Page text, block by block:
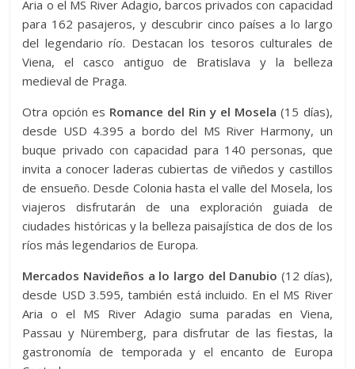
Aria o el MS River Adagio, barcos privados con capacidad
para 162 pasajeros, y descubrir cinco países a lo largo
del legendario río. Destacan los tesoros culturales de
Viena, el casco antiguo de Bratislava y la belleza
medieval de Praga.
Otra opción es Romance del Rin y el Mosela (15 días),
desde USD 4.395 a bordo del MS River Harmony, un
buque privado con capacidad para 140 personas, que
invita a conocer laderas cubiertas de viñedos y castillos
de ensueño. Desde Colonia hasta el valle del Mosela, los
viajeros disfrutarán de una exploración guiada de
ciudades históricas y la belleza paisajística de dos de los
ríos más legendarios de Europa.
Mercados Navideños a lo largo del Danubio (12 días),
desde USD 3.595, también está incluido. En el MS River
Aria o el MS River Adagio suma paradas en Viena,
Passau y Nüremberg, para disfrutar de las fiestas, la
gastronomía de temporada y el encanto de Europa